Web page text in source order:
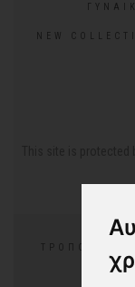
NEW
ΤΡΌΠΟΙ